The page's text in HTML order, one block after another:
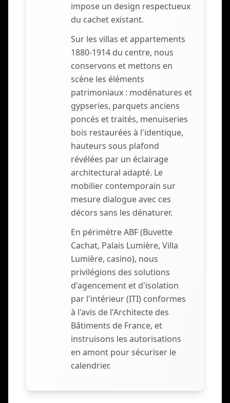
impose un design respectueux
du cachet existant.
Sur les villas et appartements
1880-1914 du centre, nous
conservons et mettons en
scène les éléments
patrimoniaux : modénatures et
gypseries, parquets anciens
poncés et traités, menuiseries
bois restaurées à l'identique,
hauteurs sous plafond
révélées par un éclairage
architectural adapté. Le
mobilier contemporain sur
mesure dialogue avec ces
décors sans les dénaturer.
En périmètre ABF (Buvette
Cachat, Palais Lumière, Villa
Lumière, casino), nous
privilégions des solutions
d'agencement et d'isolation
par l'intérieur (ITI) conformes
à l'avis de l'Architecte des
Bâtiments de France, et
instruisons les autorisations
en amont pour sécuriser le
calendrier.